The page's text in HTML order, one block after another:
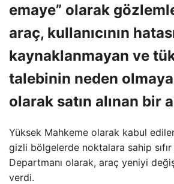
emaye” olarak
araç, kullanıcının
kaynaklanmayan ve
talebinin neden
olarak satın alınan bir
Yüksek Mahkeme olarak kabul
gizli bölgelerde noktalara sahip
Departmanı olarak, araç yeniyi
verdi.